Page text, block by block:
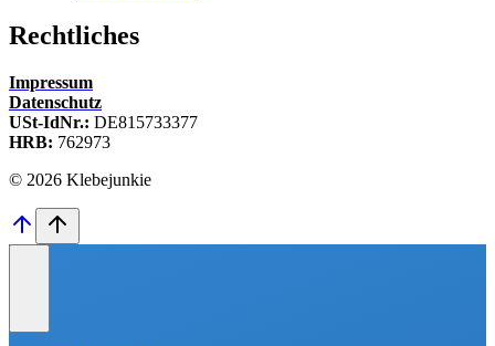
Rechtliches
Impressum
Datenschutz
USt-IdNr.: DE815733377
HRB: 762973
© 2026 Klebejunkie